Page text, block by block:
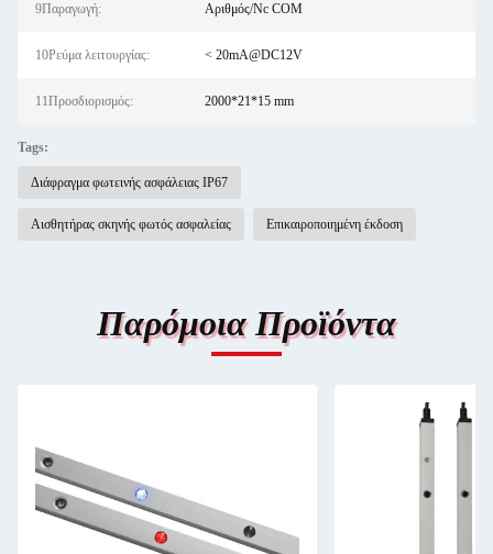
9Παραγωγή: Αριθμός/Nc COM
10Ρεύμα λειτουργίας: < 20mA@DC12V
11Προσδιορισμός: 2000*21*15 mm
Tags:
Διάφραγμα φωτεινής ασφάλειας IP67
Αισθητήρας σκηνής φωτός ασφαλείας Επικαιροποιημένη έκδοση
Παρόμοια Προϊόντα